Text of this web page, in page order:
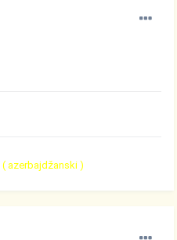
( azerbajdžanski )